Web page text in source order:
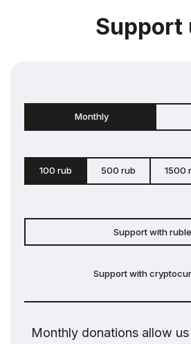
Support
Monthly
100 rub 500 rub 1500
Support with
Support with
Monthly donations allow